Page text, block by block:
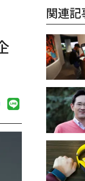
関連記